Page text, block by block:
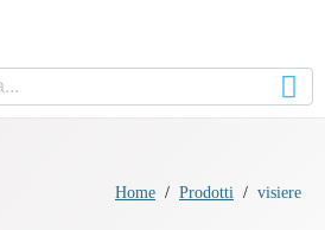
Home Prodotti visiere